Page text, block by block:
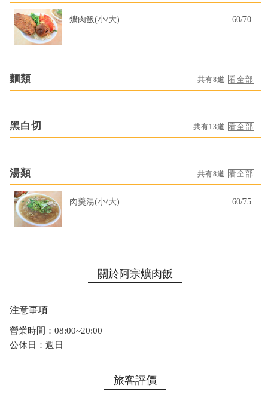
爌肉飯(小/大) 60/70
麵類 共有8道
黑白切 共有13道
湯類 共有8道
肉羹湯(小/大) 60/75
關於阿宗爌肉飯
注意事項
營業時間：08:00~20:00
公休日：週日
旅客評價